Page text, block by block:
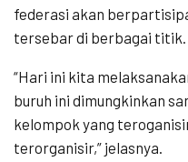
federasi akan
tersebar di berbagai titik.
“Hari ini kita
buruh ini dimungkinkan
kelompok yang
terorganisir,” jelasnya.